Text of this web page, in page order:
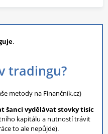
.
tradingu?
metody na Finančník.cz)
šanci vydělávat stovky tisíc
kapitálu a nutností trávit
to ale nepůjde).